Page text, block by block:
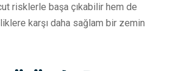
risklerle başa çıkabilir hem de
karşı daha sağlam bir zemin